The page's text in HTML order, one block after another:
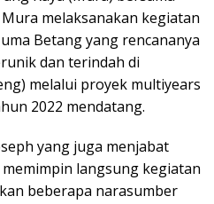
melaksanakan kegiatan
Betang yang rencananya
dan terindah di
melalui proyek multiyears
2022 mendatang.
yang juga menjabat
langsung kegiatan
beberapa narasumber